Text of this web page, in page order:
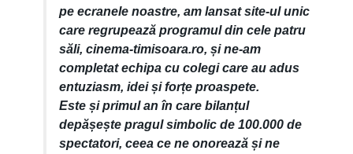
pe ecranele noastre, am lansat site-ul unic
care regrupează programul din cele patru
săli, cinema-timisoara.ro, și ne-am
completat echipa cu colegi care au adus
entuziasm, idei și forțe proaspete.
Este și primul an în care bilanțul
depășește pragul simbolic de 100.000 de
spectatori, ceea ce ne onorează și ne